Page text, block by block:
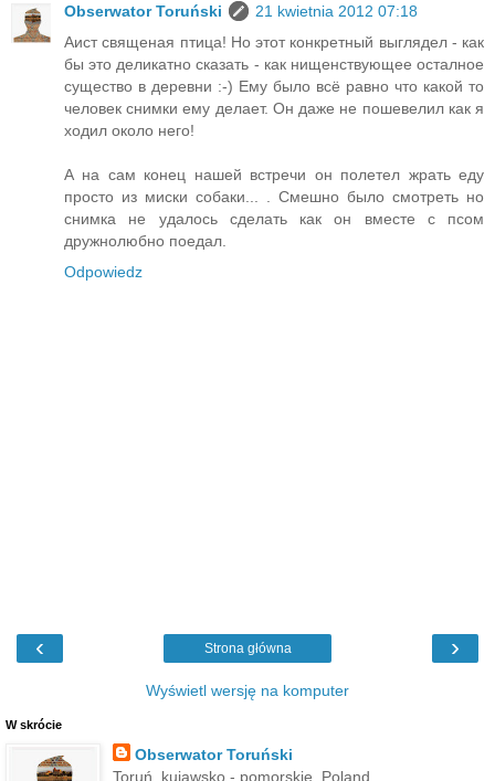
Obserwator Toruński
21 kwietnia 2012 07:18
Аист священая птица! Но этот конкретный выглядел - как
бы это деликатно сказать - как нищенствующее осталное
существо в деревни :-) Ему было всё равно что какой то
человек снимки ему делает. Он даже не пошевелил как я
ходил около него!
А на сам конец нашей встречи он полетел жрать еду
просто из миски собаки... . Смешно было смотреть но
снимка не удалось сделать как он вместе с псом
дружнолюбно поедал.
Odpowiedz
‹ ›
Strona główna
Wyświetl wersję na komputer
W skrócie
Obserwator Toruński
Toruń, kujawsko - pomorskie, Poland